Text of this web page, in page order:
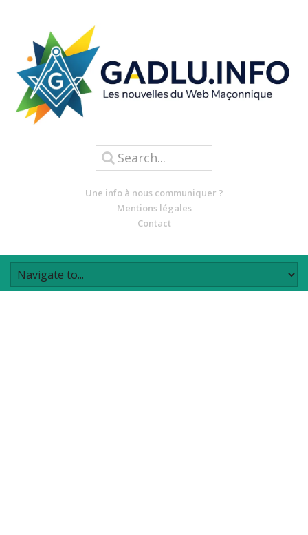
Une info à nous communiquer ?
Mentions légales
Contact